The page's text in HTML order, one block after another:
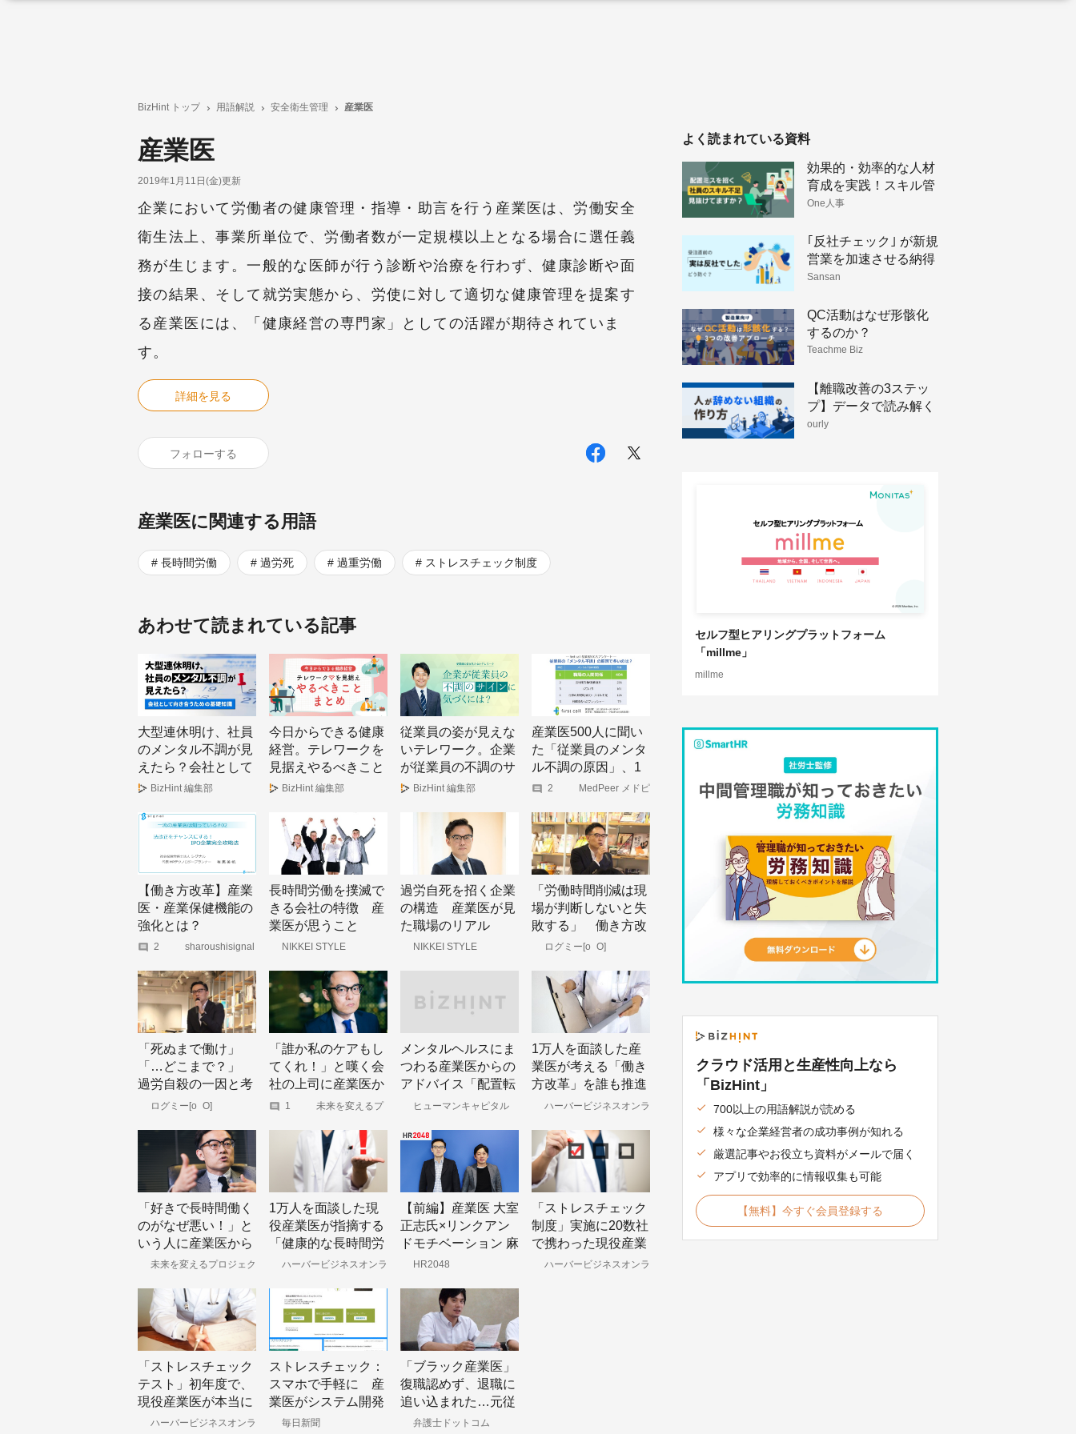
BizHint トップ 用語解説 安全衛生管理 産業医
産業医
2019年1月11日(金)更新
企業において労働者の健康管理・指導・助言を行う産業医は、労働安全
衛生法上、事業所単位で、労働者数が一定規模以上となる場合に選任義
務が生じます。一般的な医師が行う診断や治療を行わず、健康診断や面
接の結果、そして就労実態から、労使に対して適切な健康管理を提案す
る産業医には、「健康経営の専門家」としての活躍が期待されていま
す。
詳細を見る
フォローする
産業医に関連する用語
長時間労働 過労死 過重労働 ストレスチェック制度
あわせて読まれている記事
大型連休明け、社員
のメンタル不調が見
えたら？会社として
向き合うための基礎
BizHint 編集部
今日からできる健康
経営。テレワークを
見据えやるべきこと
まとめ
BizHint 編集部
従業員の姿が見えな
いテレワーク。企業
が従業員の不調のサ
インに気づくには？
BizHint 編集部
産業医500人に聞い
た「従業員のメンタ
ル不調の原因」、1
位は長時間労働では
関係」
2
MedPeer メドピ
【働き方改革】産業
医・産業保健機能の
強化とは？
2
sharoushisignal
長時間労働を撲滅で
きる会社の特徴 産
業医が思うこと
NIKKEI STYLE
過労自死を招く企業
の構造 産業医が見
た職場のリアル
NIKKEI STYLE
「労働時間削減は現
場が判断しないと失
敗する」 働き方改
革で生じた“残業の
るヒント
ログミー[o_O]
「死ぬまで働け」
「…どこまで？」
過労自殺の一因と考
えられる上司部下
ログミー[o_O]
「誰か私のケアもし
てくれ！」と嘆く会
社の上司に産業医か
ら伝えたいこと
1
未来を変えるプ
メンタルヘルスにま
つわる産業医からの
アドバイス「配置転
換が望ましい」
ヒューマンキャピタル
1万人を面談した産
業医が考える「働き
方改革」を誰も推進
したがらない本当の
ハーバービジネスオンラ
「好きで長時間働く
のがなぜ悪い！」と
いう人に産業医から
伝えたいこと
未来を変えるプロジェク
1万人を面談した現
役産業医が指摘する
「健康的な長時間労
働」のための3つの
ハーバービジネスオンラ
【前編】産業医 大室
正志氏×リンクアン
ドモチベーション 麻
野耕司氏「経営から
HR2048
「ストレスチェック
制度」実施に20数社
で携わった現役産業
医だから気づいた3
ハーバービジネスオンラ
「ストレスチェック
テスト」初年度で、
現役産業医が本当に
伝えたかったたった
ハーバービジネスオンラ
ストレスチェック：
スマホで手軽に 産
業医がシステム開発
毎日新聞
「ブラック産業医」
復職認めず、退職に
追い込まれた…元従
業員が提訴
弁護士ドットコム
よく読まれている資料
効果的・効率的な人材
育成を実践！スキル管
理のメリットと手法
One人事
｢反社チェック｣ が新規
営業を加速させる納得
理由
Sansan
QC活動はなぜ形骸化
するのか？
Teachme Biz
【離職改善の3ステッ
プ】データで読み解く
人が辞めない組織のつ
ourly
セルフ型ヒアリングプラットフォーム
「millme」
millme
クラウド活用と生産性向上なら
「BizHint」
700以上の用語解説が読める
様々な企業経営者の成功事例が知れる
厳選記事やお役立ち資料がメールで届く
アプリで効率的に情報収集も可能
【無料】今すぐ会員登録する